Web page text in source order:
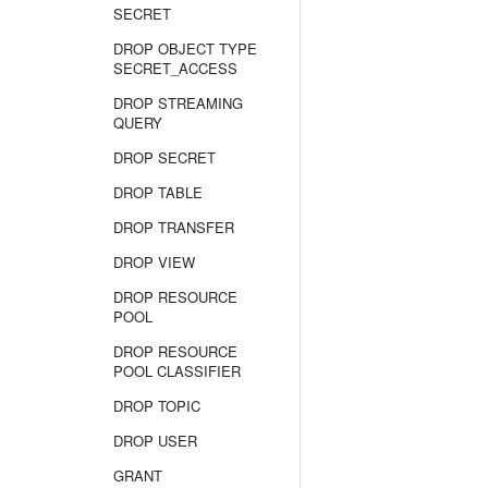
SECRET
DROP OBJECT TYPE
SECRET_ACCESS
DROP STREAMING
QUERY
DROP SECRET
DROP TABLE
DROP TRANSFER
DROP VIEW
DROP RESOURCE
POOL
DROP RESOURCE
POOL CLASSIFIER
DROP TOPIC
DROP USER
GRANT